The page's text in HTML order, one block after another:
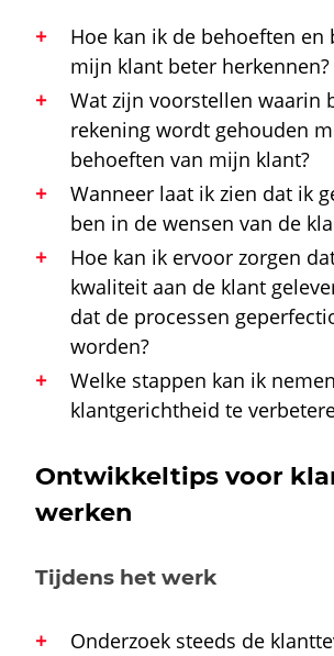
Hoe kan ik de behoeften en
mijn klant beter herkennen?
Wat zijn voorstellen waarin
rekening wordt gehouden
behoeften van mijn klant?
Wanneer laat ik zien dat ik
ben in de wensen van de
Hoe kan ik ervoor zorgen
kwaliteit aan de klant
dat de processen
worden?
Welke stappen kan ik
klantgerichtheid te
Ontwikkeltips voor
werken
Tijdens het werk
Onderzoek steeds de